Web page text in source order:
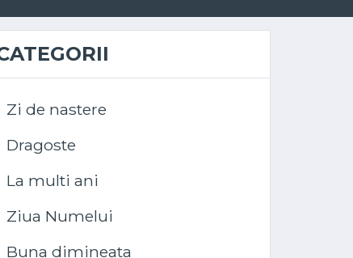
Zi de nastere
Dragoste
La multi ani
Ziua Numelui
Buna dimineata